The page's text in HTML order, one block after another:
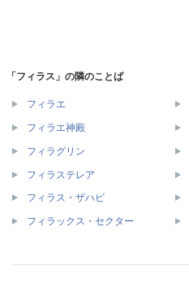
「フィラス」の隣のことば
フィラエ
フィラエ神殿
フィラグリン
フィラステレア
フィラス・ザハビ
フィラックス・セクター